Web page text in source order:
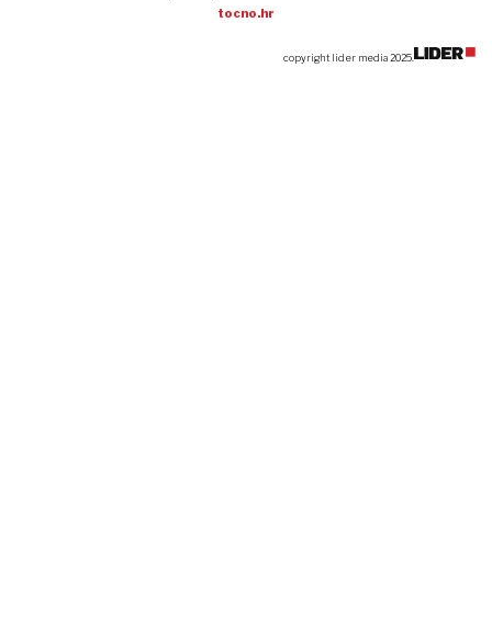
tocno.hr
copyright lider media 2025.